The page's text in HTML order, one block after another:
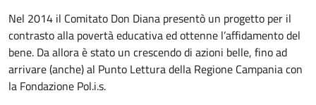
Nel 2014 il Comitato Don Diana presentò un progetto per il
contrasto alla povertà educativa ed ottenne l’affidamento del
bene. Da allora è stato un crescendo di azioni belle, fino ad
arrivare (anche) al Punto Lettura della Regione Campania con
la Fondazione Pol.i.s.